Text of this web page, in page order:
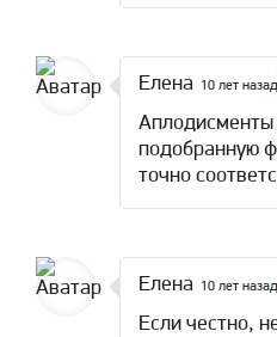
Елена 10 лет назад
Аплодисменты
подобранную
точно
Елена 10 лет назад
Если честно,